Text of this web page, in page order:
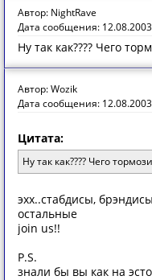
Автор: NightRave
Дата сообщения:
Ну так как???? Чего
Автор: Wozik
Дата сообщения:
Цитата:
Ну так как???? Чего
эхх..стабдисы,
остальные
join us!!
P.S.
знали бы вы как на